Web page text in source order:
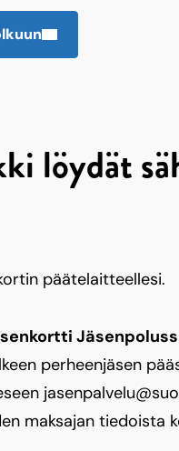
löydät
päätelaitteellesi.
perheenjäsen
maksajan tiedoista